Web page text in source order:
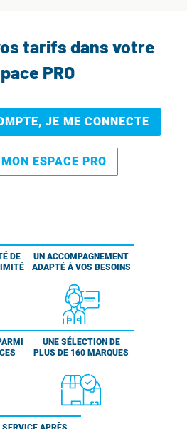
tarifs dans votre
PRO
JE ME CONNECTE
ESPACE PRO
DE
UN ACCOMPAGNEMENT
ADAPTÉ À VOS BESOINS
UNE SÉLECTION DE
PLUS DE 160 MARQUES